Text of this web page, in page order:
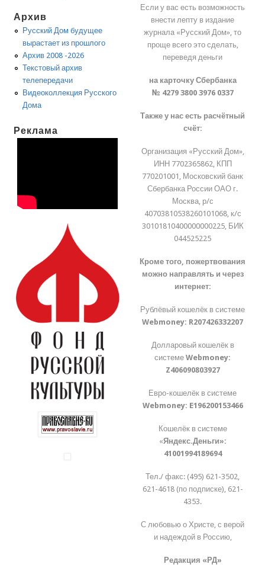
Архив
Русский Дом будущее
вырастает из прошлого
Архив 2008 -2026
Текстовый архив
телепередачи
Видеоколлекция Русского
Дома
Реклама
Если у вас есть возможность
внести лепту в издание
журнала «Русский Дом», то
проще всего это сделать,
переведя деньги
на карточку Сбербанка
№ 4279 3800 3976 0337
Также у нас есть расчётный
счёт:
Организация «Русский Дом»,
ИНН 7702365862, КПП
770201001, Московский банк
Сбербанка России ОАО г.
Москва, р/с
40703810538260101068, к/с
30101810400000000225, БИК
044525225
Кроме того, пожертвования
можно направлять и через
интернет:
Рублёвый кошелёк в системе
Webmoney: R207426332207
Долларовый кошелёк в
системеWebmoney:
Z406090803927
Евро-кошелёк в системе
Webmoney: E196200153466
Кошелёк в системе
«Яндекс.Деньги»:
41001994189694
Тел./ факс: (495) 621-3502,
621-4618 (по подписке), 621-
4353.
С любовью о Христе, с верой
и надеждой в Россию,
Редакция «РД»